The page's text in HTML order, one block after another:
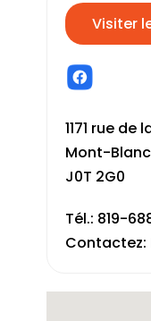
Visiter
1171 rue de
Mont-Blanc
J0T 2G0
Tél.: 819-
Contactez: